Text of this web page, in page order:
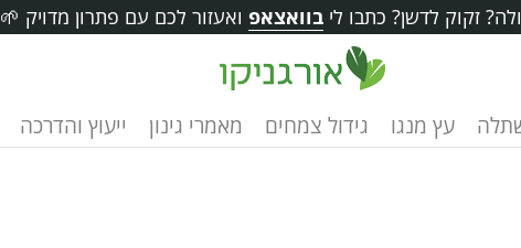
זקוק לדשן? כתבו לי בוואצאפ ואעזור לכם עם פתרון מדויק 🌱
עץ מנגו גידול צמחים מאמרי גינון ייעוץ והדרכה